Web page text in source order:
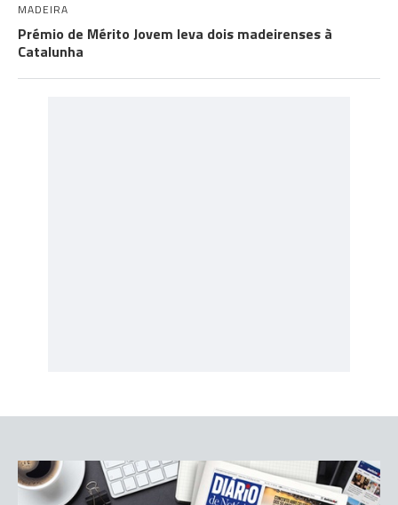
MADEIRA
Prémio de Mérito Jovem leva dois madeirenses à
Catalunha